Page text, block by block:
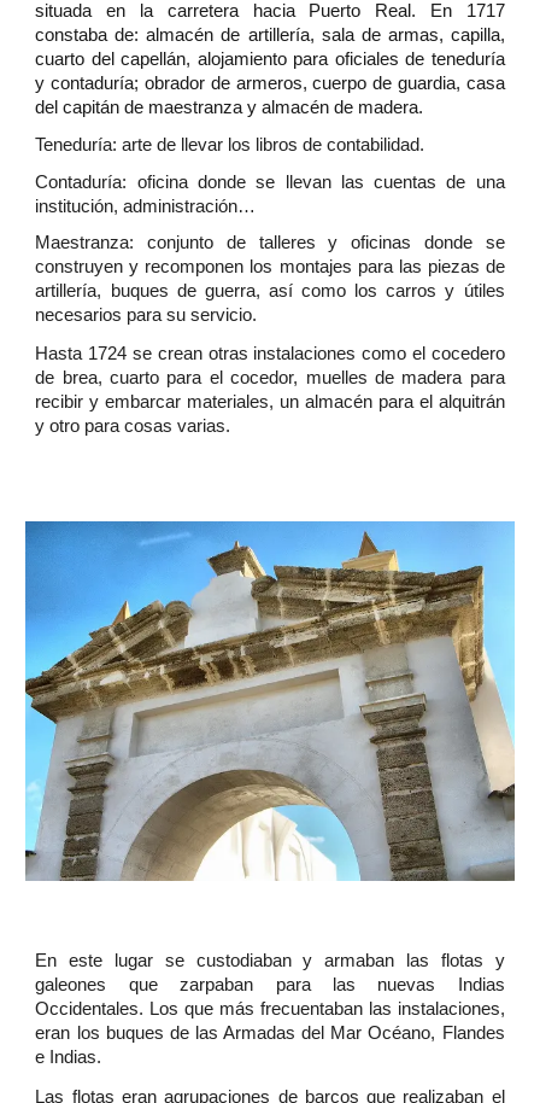
situada en la carretera hacia Puerto Real. En 1717
constaba de: almacén de artillería, sala de armas, capilla,
cuarto del capellán, alojamiento para oficiales de teneduría
y contaduría; obrador de armeros, cuerpo de guardia, casa
del capitán de maestranza y almacén de madera.
Teneduría: arte de llevar los libros de contabilidad.
Contaduría: oficina donde se llevan las cuentas de una
institución, administración…
Maestranza: conjunto de talleres y oficinas donde se
construyen y recomponen los montajes para las piezas de
artillería, buques de guerra, así como los carros y útiles
necesarios para su servicio.
Hasta 1724 se crean otras instalaciones como el cocedero
de brea, cuarto para el cocedor, muelles de madera para
recibir y embarcar materiales, un almacén para el alquitrán
y otro para cosas varias.
En este lugar se custodiaban y armaban las flotas y
galeones que zarpaban para las nuevas Indias
Occidentales. Los que más frecuentaban las instalaciones,
eran los buques de las Armadas del Mar Océano, Flandes
e Indias.
Las flotas eran agrupaciones de barcos que realizaban el